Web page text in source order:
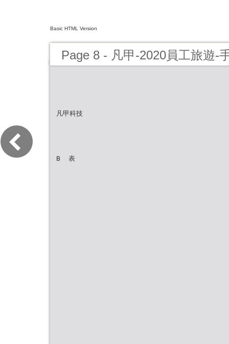
Basic HTML Version
Page 8 - 凡甲-2020員工旅遊-
凡甲科技
B  表